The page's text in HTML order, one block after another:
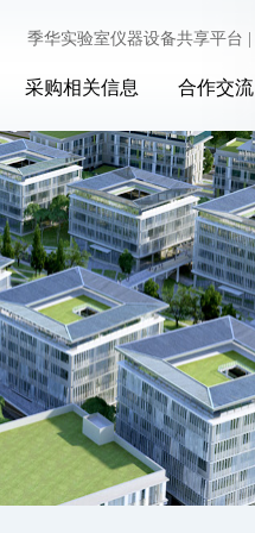
季华实验室仪器设备共享平台
采购相关信息 合作交流